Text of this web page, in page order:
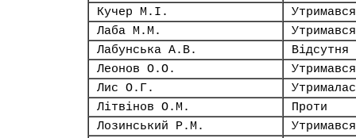
Кучер М.І.
Утримався
Лаба М.М.
Утримався
Лабунська А.В.
Відсутня
Леонов О.О.
Утримався
Лис О.Г.
Літвінов О.М.
Проти
Лозинський Р.М.
Утримався